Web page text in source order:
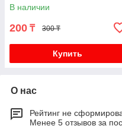
В наличии
200 ₸ 300 ₸
Купить
О нас
Рейтинг не
Менее 5 отзывов за